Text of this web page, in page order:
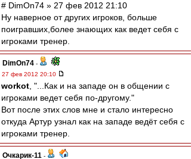
# DimOn74 » 27 фев 2012 21:10
Ну наверное от других игроков, больше
поигравших,более знающих как ведет себя с
игроками тренер.
DimOn74 -
27 фев 2012 20:10
workоt , "...Как и на западе он в общении с
игроками ведет себя по-другому."
Вот после этих слов мне и стало интересно
откуда Артур узнал как на западе ведёт себя с
игроками тренер.
Очкарик-11 -